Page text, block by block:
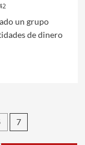
un grupo
de dinero
7